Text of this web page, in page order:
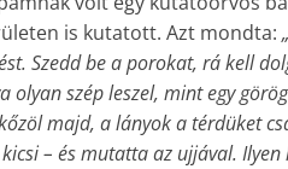
is kutatott. Azt mondta:
Szedd be a porokat, rá kell
olyan szép leszel, mint egy
majd, a lányok a térdüket
– és mutatta az ujjával.